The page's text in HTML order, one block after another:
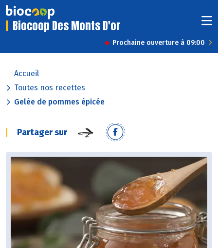
Biocoop Des Monts D'or
Prochaine ouverture à 09:00
Accueil
Toutes nos recettes
Gelée de pommes épicée
Partager sur